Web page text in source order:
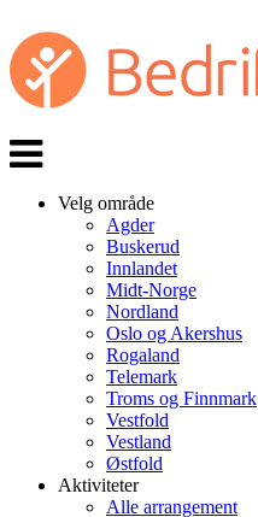
Veksle
navigasjon
Velg område
Agder
Buskerud
Innlandet
Midt-Norge
Nordland
Oslo og Akershus
Rogaland
Telemark
Troms og Finnmark
Vestfold
Vestland
Østfold
Aktiviteter
Alle arrangement